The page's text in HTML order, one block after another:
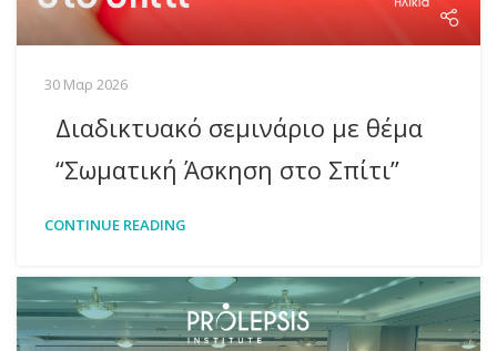
30 Μαρ 2026
Διαδικτυακό σεμινάριο με θέμα
“Σωματική Άσκηση στο Σπίτι”
CONTINUE READING